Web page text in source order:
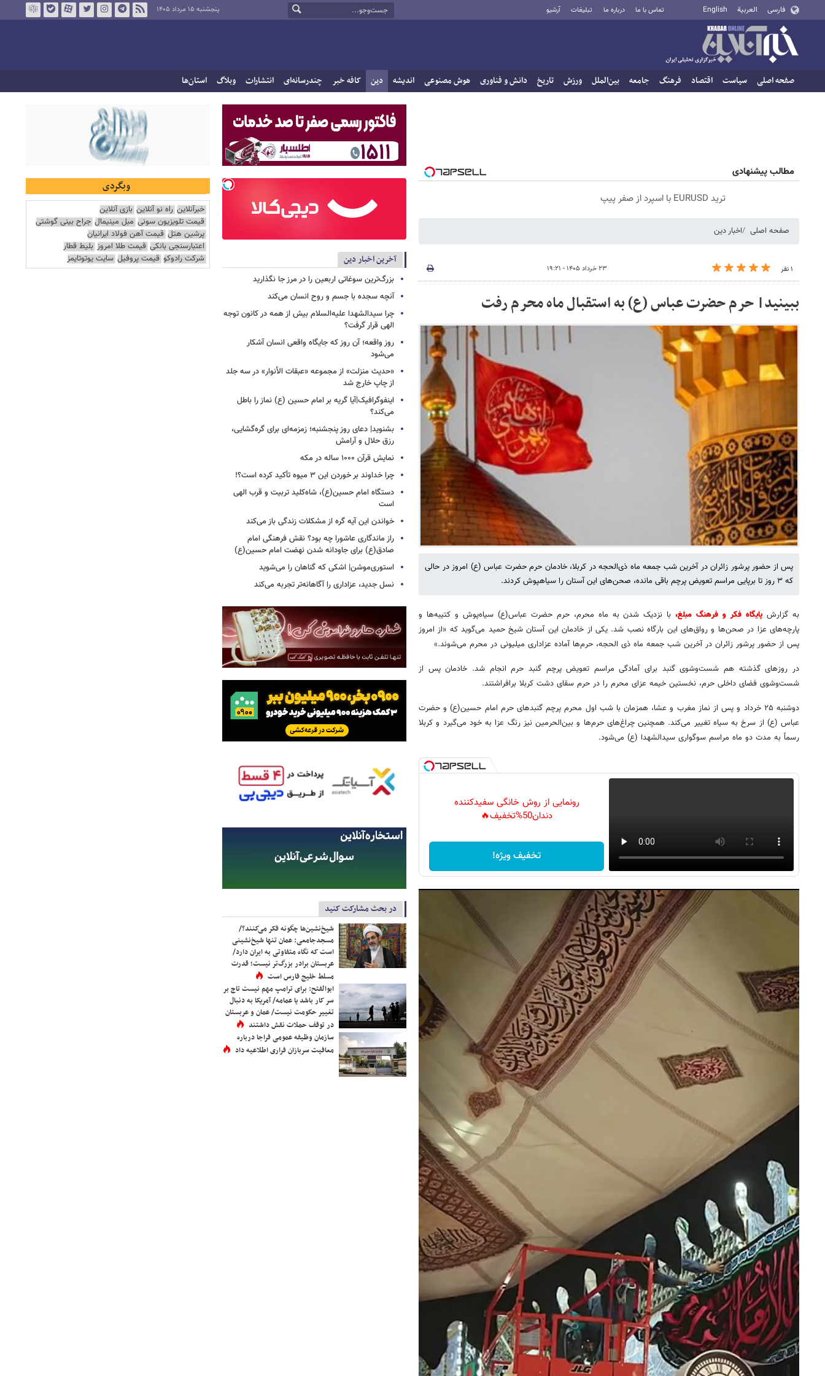
فارسی العربية English تماس با ما درباره ما تبلیغات آرشیو پنجشنبه ۱۵ مرداد ۱۴۰۵
صفحه اصلی سیاست اقتصاد فرهنگ جامعه بین‌الملل ورزش تاریخ دانش و فناوری هوش مصنوعی اندیشه دین کافه خبر چندرسانه‌ای انتشارات وبلاگ استان‌ها
مطالب پیشنهادی
ترید EURUSD با اسپرد از صفر پیپ
صفحه اصلی اخبار دین
۱ نفر ۲۳ خرداد ۱۴۰۵ - ۱۹:۲۱
ببینید| حرم حضرت عباس (ع) به استقبال ماه محرم رفت
پس از حضور پرشور زائران در آخرین شب جمعه ماه ذی‌الحجه در کربلا، خادمان حرم حضرت عباس (ع) امروز در حالی
که ۳ روز تا برپایی مراسم تعویض پرچم باقی مانده، صحن‌های این آستان را سیاهپوش کردند.
به گزارش پایگاه فکر و فرهنگ مبلغ،با نزدیک شدن به ماه محرم، حرم حضرت عباس(ع) سیاه‌پوش و کتیبه‌ها و
پارچه‌های عزا در صحن‌ها و رواق‌های این بارگاه نصب شد. یکی از خادمان این آستان شیخ حمید می‌گوید که «از امروز
پس از حضور پرشور زائران در آخرین شب جمعه ماه ذی الحجه، حرم‌ها آماده عزاداری میلیونی در محرم می‌شوند.»
در روزهای گذشته هم شست‌وشوی گنبد برای آمادگی مراسم تعویض پرچم گنبد حرم انجام شد. خادمان پس از
شست‌وشوی فضای داخلی حرم، نخستین خیمه عزای محرم را در حرم سقای دشت کربلا برافراشتند.
دوشنبه ۲۵ خرداد و پس از نماز مغرب و عشا، همزمان با شب اول محرم پرچم گنبدهای حرم امام حسین(ع) و حضرت
عباس (ع) از سرخ به سیاه تغییر می‌کند. همچنین چراغ‌های حرم‌ها و بین‌الحرمین نیز رنگ عزا به خود می‌گیرد و کربلا
رسماً به مدت دو ماه مراسم سوگواری سیدالشهدا (ع) می‌شود.
رونمایی از روش خانگی سفیدکننده
دندان50%تخفیف🔥
تخفیف ویژه!
آخرین اخبار دین
بزرگ‌ترین سوغاتی اربعین را در مرز جا نگذارید
آنچه سجده با جسم و روح انسان می‌کند
چرا سیدالشهدا علیه‌السلام بیش از همه در کانون توجه
الهی قرار گرفت؟
روز واقعه؛ آن روز که جایگاه واقعی انسان آشکار
می‌شود
«حدیث منزلت» از مجموعه «عبقات الأنوار» در سه جلد
از چاپ خارج شد
اینفوگرافیک|آیا گریه بر امام حسین (ع) نماز را باطل
می‌کند؟
بشنوید| دعای روز پنجشنبه؛ زمزمه‌ای برای گره‌گشایی،
رزق حلال و آرامش
نمایش قرآن ۱۰۰۰ ساله در مکه
چرا خداوند بر خوردن این ۳ میوه تأکید کرده است؟!
دستگاه امام حسین(ع)، شاه‌کلید تربیت و قرب الهی
است
خواندن این آیه گره از مشکلات زندگی باز می‌کند
راز ماندگاری عاشورا چه بود؟ نقش فرهنگی امام
صادق(ع) برای جاودانه شدن نهضت امام حسین(ع)
استوری‌موشن| اشکی که گناهان را می‌شوید
نسل جدید، عزاداری را آگاهانه‌تر تجربه می‌کند
در بحث مشارکت کنید
شیخ‌نشین‌ها چگونه فکر می‌کنند؟/
مسجدجامعی: عمان تنها شیخ‌نشینی
است که نگاه متفاوتی به ایران دارد/
عربستان برادر بزرگ‌تر نیست؛ قدرت
مسلط خلیج فارس است
ابوالفتح: برای ترامپ مهم نیست تاج بر
سر کار باشد یا عمامه/ آمریکا به دنبال
تغییر حکومت نیست/ عمان و عربستان
در توقف حملات نقش داشتند
سازمان وظیفه عمومی فراجا درباره
معافیت سربازان فراری اطلاعیه داد
وبگردی
خبرآنلاین راه نو آنلاین بازی آنلاین
قیمت تلویزیون سونی مبل مینیمال جراح بینی گوشتی
پرشین هتل قیمت آهن فولاد ایرانیان
اعتبارسنجی بانکی قیمت طلا امروز بلیط قطار
شرکت رادوکو قیمت پروفیل سایت یوتوتایمز